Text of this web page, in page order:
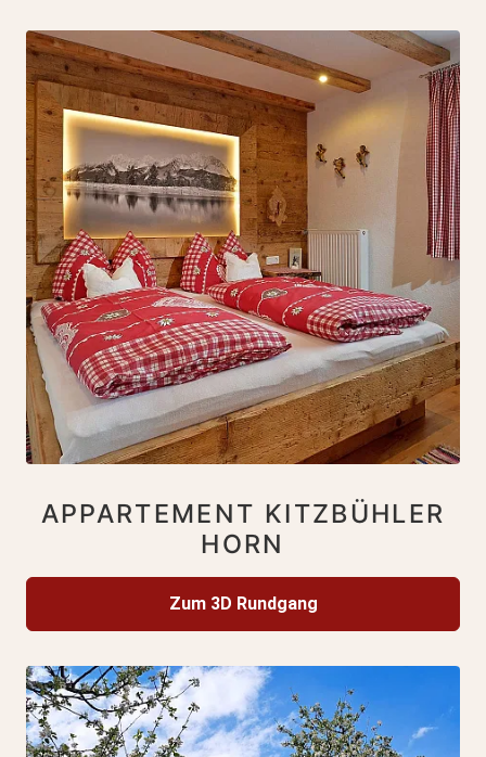
APPARTEMENT KITZBÜHLER
HORN
Zum 3D Rundgang